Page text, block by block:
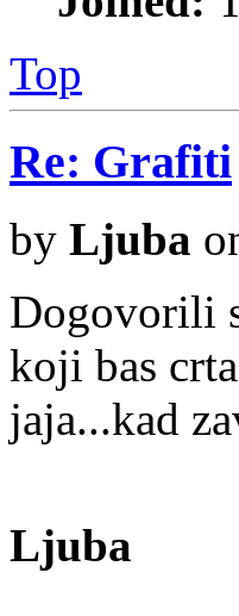
Top
Re: Grafiti
by Ljuba
Dogovorili
koji bas
jaja...kad
Ljuba